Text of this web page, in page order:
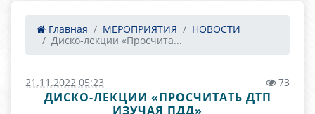
Главная МЕРОПРИЯТИЯ
НОВОСТИ
Диско-лекции «Просчита...
21.11.2022 05:23 73
ДИСКО-ЛЕКЦИИ «ПРОСЧИТАТЬ ДТП
ИЗУЧАЯ ПДД»